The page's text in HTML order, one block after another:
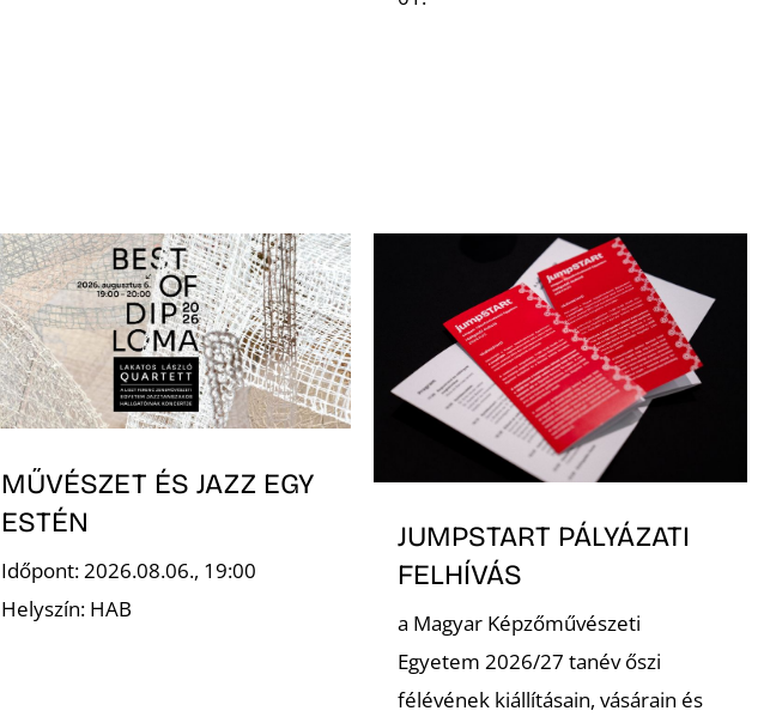
MŰVÉSZET ÉS JAZZ EGY
ESTÉN
Időpont: 2026.08.06., 19:00
Helyszín: HAB
JUMPSTART PÁLYÁZATI
FELHÍVÁS
a Magyar Képzőművészeti
Egyetem 2026/27 tanév őszi
félévének kiállításain, vásárain és